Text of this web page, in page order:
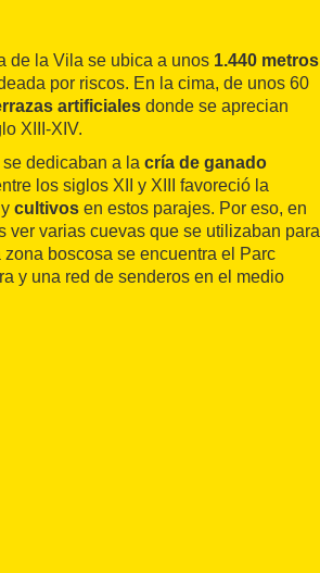
de la Vila se ubica a unos 1.440 metros
por riscos. En la cima, de unos 60
artificiales donde se aprecian
XIII-XIV.
dedicaban a la cría de ganado
los siglos XII y XIII favoreció la
y cultivos en estos parajes. Por eso, en
ver varias cuevas que se utilizaban para
boscosa se encuentra el Parc
y una red de senderos en el medio